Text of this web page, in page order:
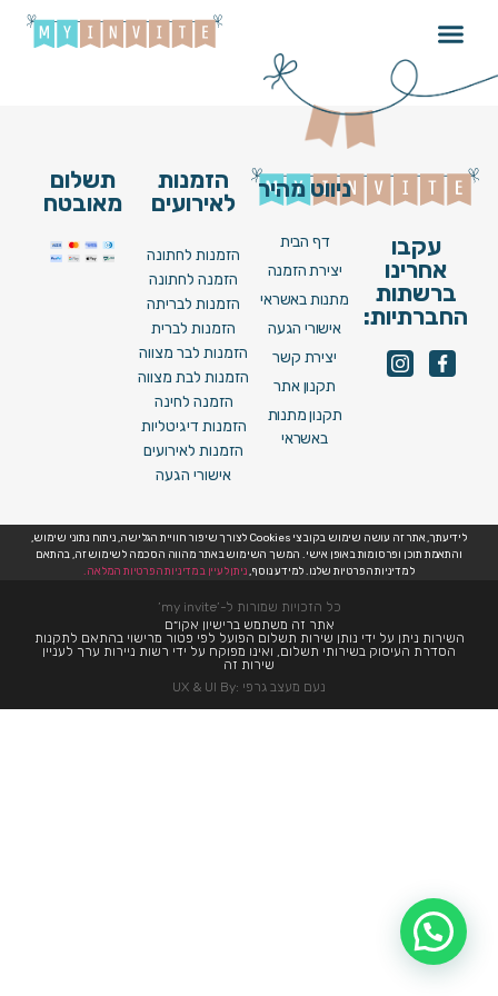
עדן בן זקן – חמסה
עקבו
אחרינו
ברשתות
החברתיות:
ניווט מהיר
דף הבית
יצירת הזמנה
מתנות באשראי
אישורי הגעה
יצירת קשר
תקנון אתר
תקנון מתנות
באשראי
הזמנות
לאירועים
הזמנות לחתונה
הזמנה לחתונה
הזמנות לבריתה
הזמנות לברית
הזמנות לבר מצווה
הזמנות לבת מצווה
הזמנה לחינה
הזמנות דיגיטליות
הזמנות לאירועים
אישורי הגעה
תשלום
מאובטח
לידיעתך, אתר זה עושה שימוש בקובצי Cookies לצורך שיפור חוויית הגלישה, ניתוח נתוני שימוש,
והתאמת תוכן ופרסומות באופן אישי. המשך השימוש באתר מהווה הסכמה לשימוש זה, בהתאם
למדיניות הפרטיות שלנו. למידע נוסף,ניתן לעיין במדיניות הפרטיות המלאה.
כל הזכויות שמורות ל-’my invite’
אתר זה משתמש ברישיון אקו״ם
השירות ניתן על ידי נותן שירות תשלום הפועל לפי פטור מרישוי בהתאם לתקנות
הסדרת העיסוק בשירותי תשלום, ואינו מפוקח על ידי רשות ניירות ערך לעניין
שירות זה
נעם מעצב גרפי :UX & UI By